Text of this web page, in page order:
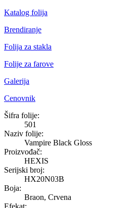
Katalog folija
Brendiranje
Folija za stakla
Folije za farove
Galerija
Cenovnik
Vampire Black Gloss
Šifra folije:
501
Naziv folije:
Vampire Black Gloss
Proizvođač:
HEXIS
Serijski broj:
HX20N03B
Boja:
Braon, Crvena
Efekat: